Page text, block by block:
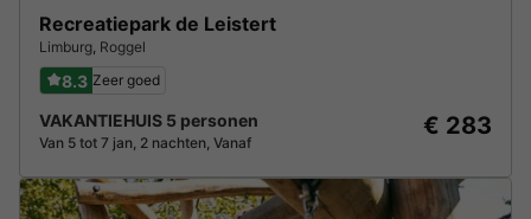
Recreatiepark de Leistert
Limburg, Roggel
8.3 Zeer goed
VAKANTIEHUIS 5 personen
Van 5 tot 7 jan, 2 nachten, Vanaf
€ 283